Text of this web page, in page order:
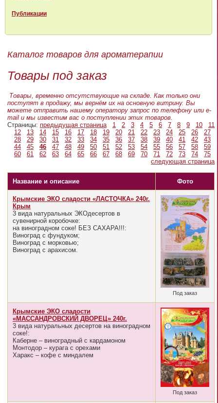
Публикации
Каталог товаров для ароматерапии
Товары под заказ
Товары, временно отсутствующие на складе. Как только они
поступят в продажу, мы вернём их на основную витрину. Вы
можете отправить нашему оператору запрос по телефону или e-
mail и мы известим вас о поступлении этих товаров.
Страницы: предыдущая страница 1 2 3 4 5 6 7 8 9 10
11
12
13 14 15 16 17 18 19 20 21 22 23 24 25 26
27
28
29 30 31 32 33 34 35 36 37 38 39 40 41 42
43
44
45 46 47 48 49 50 51 52 53 54 55 56 57 58
59
60
61 62 63 64 65 66 67 68 69 70 71 72 73 74
75
следующая страница
Название и описание Фото
Крымские ЭКО сладости «ЛАСТОЧКА» 240г.
Крым
3 вида натуральных ЭКОдесертов в
сувенирной коробочке:
на виноградном соке! БЕЗ САХАРА!!!:
Виноград с фундуком;
Виноград с морковью;
Виноград с арахисом.
Под заказ
Крымские ЭКО сладости
«МАССАНДРОВСКИЙ ДВОРЕЦ» 240г.
3 вида натуральных десертов на виноградном
соке!:
Каберне – виноградный с кардамоном
Монтодор – курага с орехами
Харакс – кофе с миндалем
Под заказ